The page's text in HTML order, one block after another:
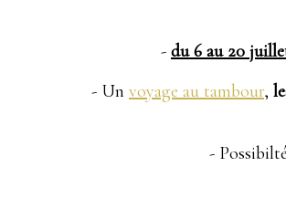
- du 6 au 20
- Un voyage au tambour,
-